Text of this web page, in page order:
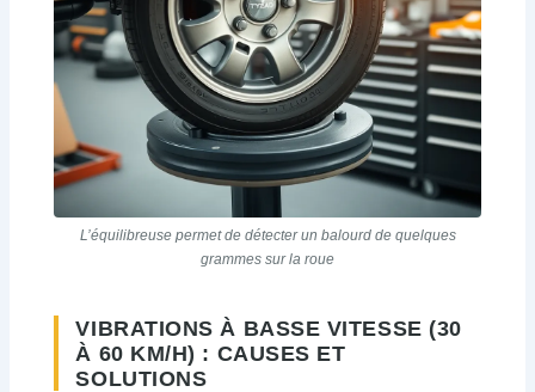
L’équilibreuse permet de détecter un balourd de quelques
grammes sur la roue
VIBRATIONS À BASSE VITESSE (30
À 60 KM/H) : CAUSES ET
SOLUTIONS